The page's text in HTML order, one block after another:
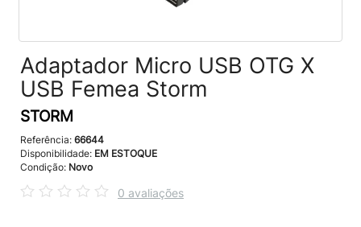
Adaptador Micro USB OTG X
USB Femea Storm
STORM
Referência: 66644
Disponibilidade: EM ESTOQUE
Condição: Novo
0 avaliações